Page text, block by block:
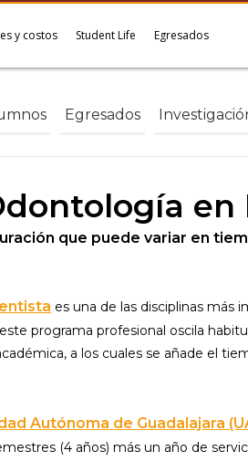
y costos Student Life Egresados
Egresados
en
que puede variar en
es una de las disciplinas más
programa profesional oscila
a los cuales se añade el
Autónoma de Guadalajara
(4 años) más un año de